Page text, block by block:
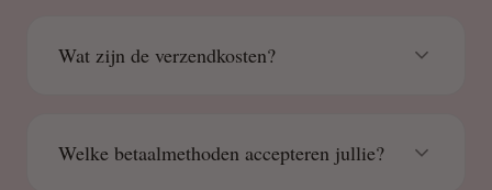
Wat zijn de verzendkosten?
Welke betaalmethoden accepteren jullie?